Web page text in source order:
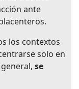
ante
los contextos
solo en
se